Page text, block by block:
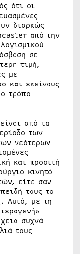
ότι οι
διαρκώς
από την
σε
τιμή,
με
και εκείνους
τρόπο
από τα
των
νεότερων
και προσιτή
κινητό
είτε σαν
τους το
Αυτό, με τη
συχνά
τους